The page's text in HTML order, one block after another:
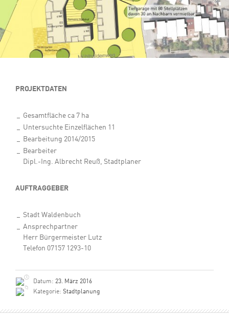
PROJEKTDATEN
Gesamtfläche ca 7 ha
Untersuchte Einzelflächen 11
Bearbeitung 2014/2015
Bearbeiter
Dipl.-Ing. Albrecht Reuß, Stadtplaner
AUFTRAGGEBER
Stadt Waldenbuch
Ansprechpartner
Herr Bürgermeister Lutz
Telefon 07157 1293-10
Datum:23. März 2016
Kategorie:Stadtplanung